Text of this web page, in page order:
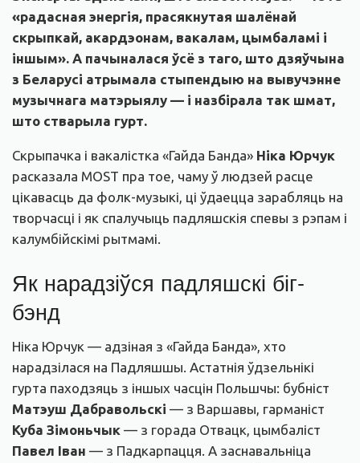
«радасная энергія, прасякнутая шалёнай
скрыпкай, акардэонам, вакалам, цымбаламі і
іншым». А пачыналася ўсё з таго, што дзяўчына
з Беларусі атрымала стыпендыю на вывучэнне
музычнага матэрыялу — і назбірала так шмат,
што стварыла гурт.
Скрыпачка і вакалістка «Гайда Банда» Ніка Юрчук
расказала MOST пра тое, чаму ў людзей расце
цікавасць да фолк-музыкі, ці ўдаецца зарабляць на
творчасці і як спалучыць падляшскія спевы з рэпам і
калумбійскімі рытмамі.
Як нарадзіўся падляшскі біг-
бэнд
Ніка Юрчук — адзіная з «Гайда Банда», хто
нарадзілася на Падляшшы. Астатнія ўдзельнікі
гурта паходзяць з іншых часцін Польшчы: бубніст
Матэуш Дабравольскі — з Варшавы, гарманіст
Куба Зімоньчык — з горада Отвацк, цымбаліст
Павел Іван — з Падкарпацця. А заснавальніца